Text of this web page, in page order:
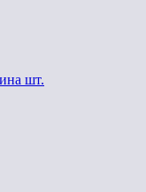
шт.